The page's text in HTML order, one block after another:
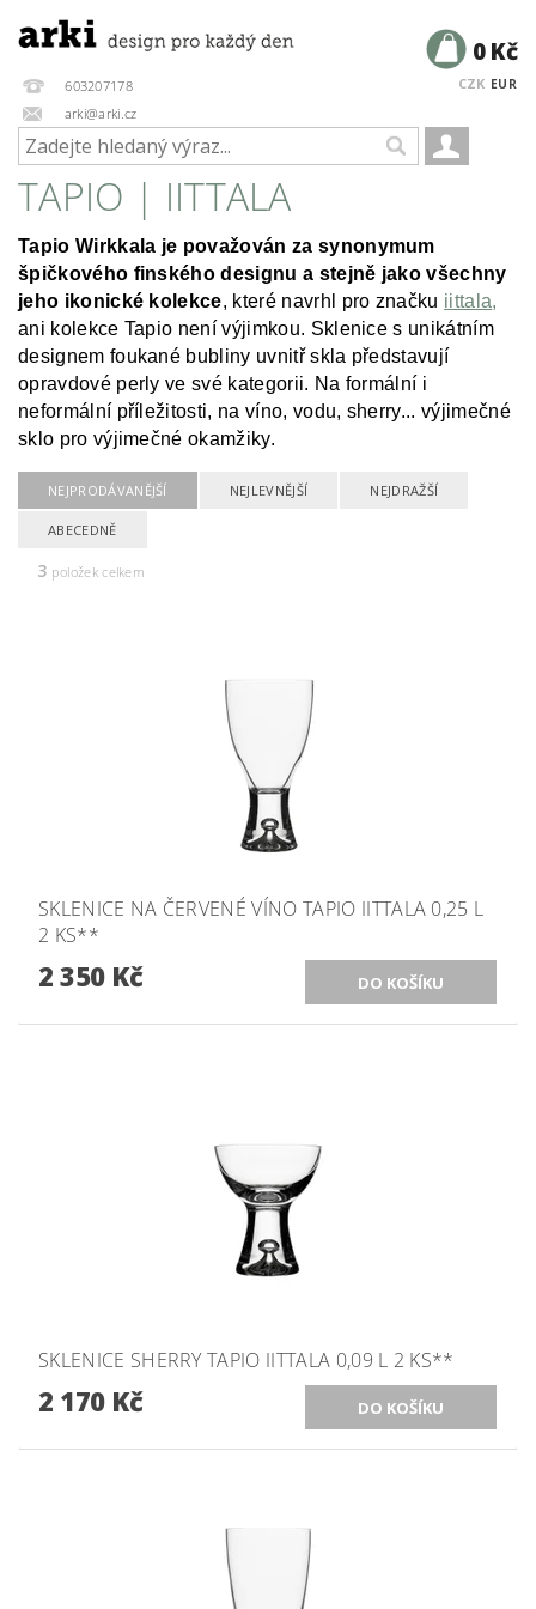
603207178
arki@arki.cz
CZK EUR
0 Kč
TAPIO | IITTALA
Tapio Wirkkala je považován za synonymum
špičkového finského designu a stejně jako všechny
jeho ikonické kolekce, které navrhl pro značku iittala,
ani kolekce Tapio není výjimkou. Sklenice s unikátním
designem foukané bubliny uvnitř skla představují
opravdové perly ve své kategorii. Na formální i
neformální příležitosti, na víno, vodu, sherry... výjimečné
sklo pro výjimečné okamžiky.
NEJPRODÁVANĚJŠÍ NEJLEVNĚJŠÍ NEJDRAŽŠÍ
ABECEDNĚ
3 položek celkem
SKLENICE NA ČERVENÉ VÍNO TAPIO IITTALA 0,25 L
2 KS**
2 350 Kč
SKLENICE SHERRY TAPIO IITTALA 0,09 L 2 KS**
2 170 Kč